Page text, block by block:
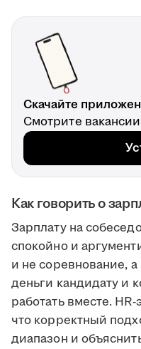
Скачайте
Смотрите
Как говорить о
Зарплату на
спокойно и
и не соревнование, а
деньги кандидату и
работать вместе.
что корректный
диапазон и